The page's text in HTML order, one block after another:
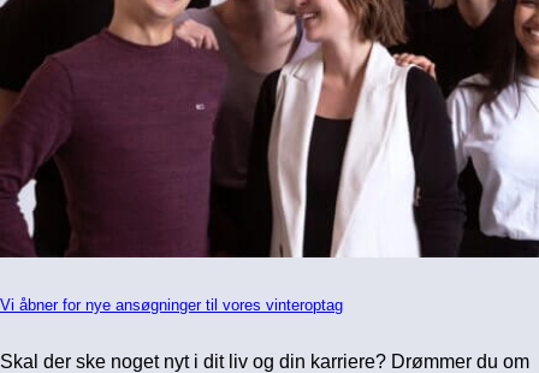
Vi åbner for nye ansøgninger til vores vinteroptag
Skal der ske noget nyt i dit liv og din karriere? Drømmer du om